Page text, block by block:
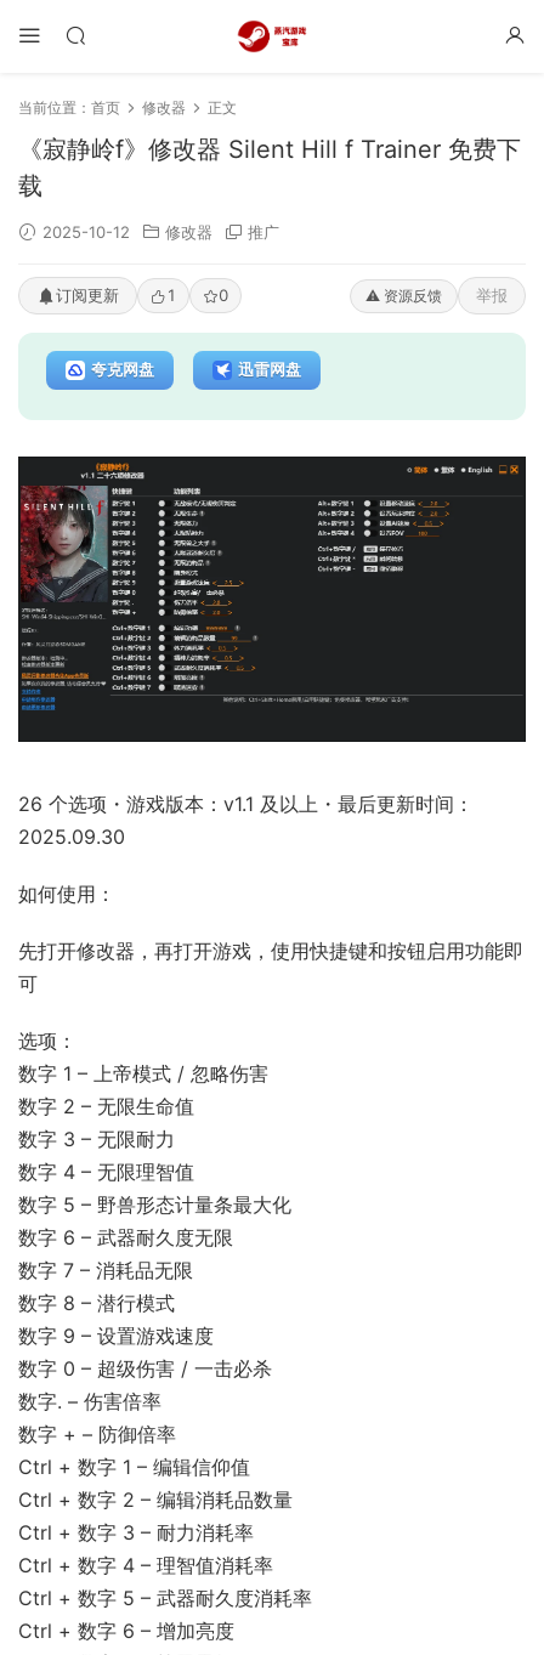
当前位置： 首页 修改器 正文
《寂静岭f》修改器 Silent Hill f Trainer 免费下
载
2025-10-12 修改器 推广
订阅更新 1 0 ⚠️ 资源反馈 举报
夸克网盘 迅雷网盘
26 个选项・游戏版本：v1.1 及以上・最后更新时间：
2025.09.30
如何使用：
先打开修改器，再打开游戏，使用快捷键和按钮启用功能即
可
选项：
数字 1 – 上帝模式 / 忽略伤害
数字 2 – 无限生命值
数字 3 – 无限耐力
数字 4 – 无限理智值
数字 5 – 野兽形态计量条最大化
数字 6 – 武器耐久度无限
数字 7 – 消耗品无限
数字 8 – 潜行模式
数字 9 – 设置游戏速度
数字 0 – 超级伤害 / 一击必杀
数字. – 伤害倍率
数字 + – 防御倍率
Ctrl + 数字 1 – 编辑信仰值
Ctrl + 数字 2 – 编辑消耗品数量
Ctrl + 数字 3 – 耐力消耗率
Ctrl + 数字 4 – 理智值消耗率
Ctrl + 数字 5 – 武器耐久度消耗率
Ctrl + 数字 6 – 增加亮度